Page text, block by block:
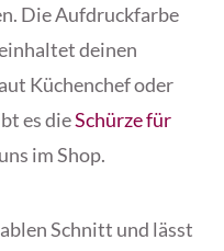
Die Aufdruckfarbe
deinen
Küchenchef oder
es dieSchürze für
im Shop.
Schnitt und lässt